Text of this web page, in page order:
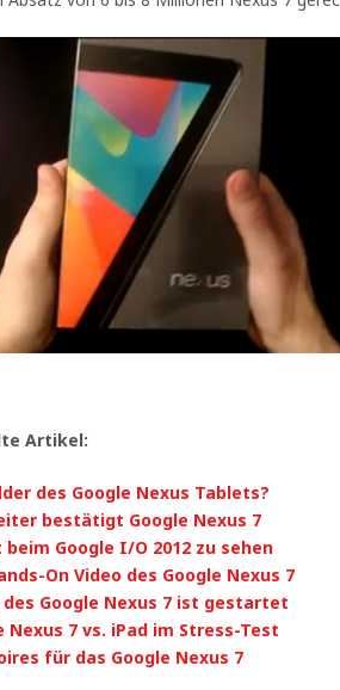
Artikel:
des Google Nexus Tablets?
bestätigt Google Nexus 7
Google I/O 2012 zu sehen
On Video des Google Nexus 7
Google Nexus 7 ist gestartet
Nexus 7 vs. iPad im Stress-Test
für das Google Nexus 7